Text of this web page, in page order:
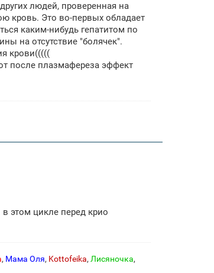
людей, проверенная на
кровь. Это во-первых обладает
каким-нибудь гепатитом по
на отсутствие "болячек".
крови(((((
после плазмафереза эффект
этом цикле перед крио
, Мама Оля, Kottofeika, Лисяночка,